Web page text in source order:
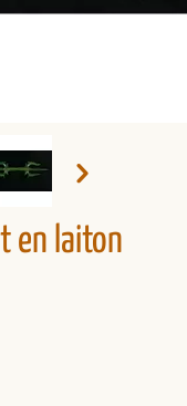
en laiton